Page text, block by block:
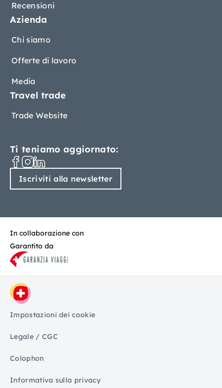
Recensioni
Azienda
Chi siamo
Offerte di lavoro
Media
Travel trade
Trade Website
Ti teniamo aggiornato:
Iscriviti alla newsletter
In collaborazione con
Garantito da
Impostazioni dei cookie
Legale / CGC
Colophon
Informativa sulla privacy